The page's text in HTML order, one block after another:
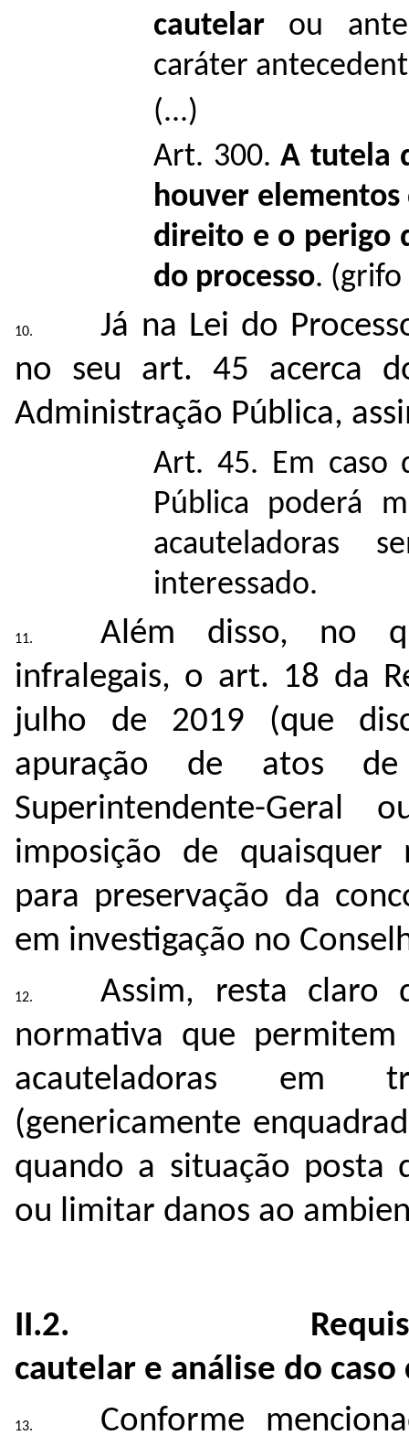
cautelar ou
caráter
(...)
Art. 300.A tutela
houver
direito e o perigo
do processo. (grifo
Já na Lei do
no seu art. 45 acerca
Administração Pública,
Art. 45. Em caso
Pública poderá
acauteladoras
interessado.
Além disso, no
infralegais, o art. 18 da
julho de 2019 (que
apuração de atos de
Superintendente-
imposição de quaisquer
para preservação da
em investigação no
Assim, resta claro
normativa que
acauteladoras em
(genericamente
quando a situação posta
ou limitar danos ao
II.2. Requisitos
cautelar e análise do caso
Conforme